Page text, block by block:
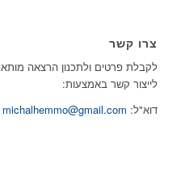
צרו קשר
לקבלת פרטים ולתכנון הרצאה
לייצור קשר באמצעות:
דוא"ל: michalhemmo@gmail.com